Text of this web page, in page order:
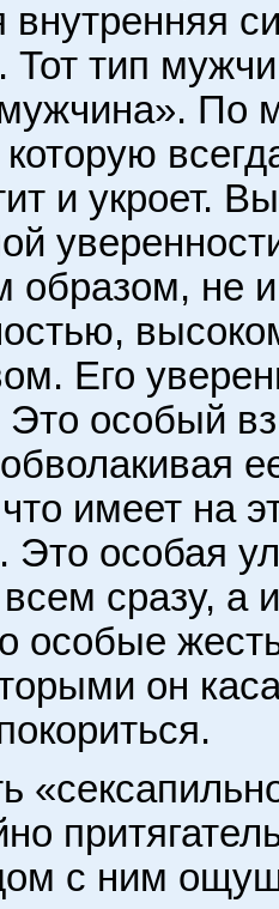
Тот тип
По
которую
и укроет.
образом, не
Его
Это особый
имеет на
Это особая
сразу, а
особые
он
с ним